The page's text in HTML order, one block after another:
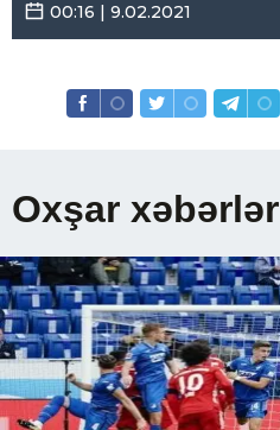
00:16 | 9.02.2021
Oxşar xəbərlər